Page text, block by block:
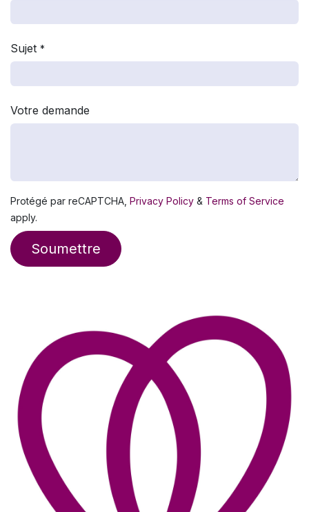
Sujet *
Votre demande
Protégé par reCAPTCHA, Privacy Policy & Terms of Service
apply.
Soumettre